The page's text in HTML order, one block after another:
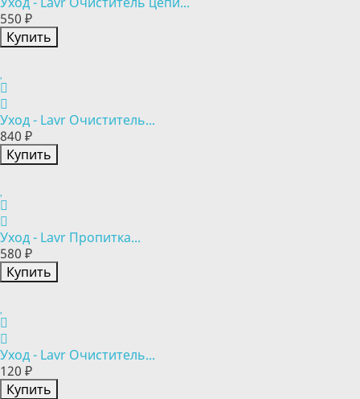
550 ₽
Купить
Уход - Lavr Очиститель...
840 ₽
Купить
Уход - Lavr Пропитка...
580 ₽
Купить
Уход - Lavr Очиститель...
120 ₽
Купить